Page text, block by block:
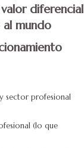
diferencial
mundo
sector profesional
(lo que